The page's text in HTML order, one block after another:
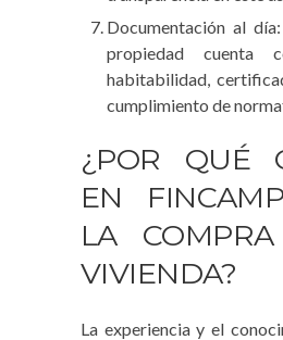
Documentación al
propiedad cuenta
habitabilidad,
cumplimiento de
¿POR QUÉ
EN
LA
VIVIENDA?
La experiencia y el